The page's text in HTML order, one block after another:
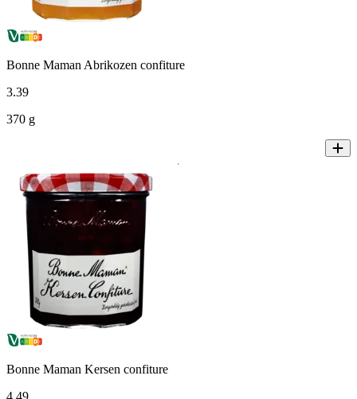
Bonne Maman Abrikozen confiture
3.39
370 g
Bonne Maman Kersen confiture